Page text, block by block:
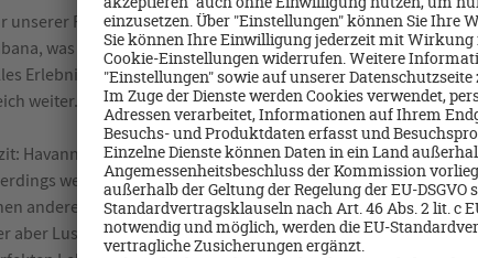
unserer Freude geht es heute zu unserem Mainevent nach
was für mich ein absolutes Highlight ist. Es liegt mitten in
Erlebnis in diesem Hotel ist der Sonnenaufgang mit dem
weiter. Eine Oldtimertour mit einem kubanischen Chauffeur
Havanna ist ein Traum, Kuba insgesamt mindestens eine
wer Top Hotels und Spitzenservice gewohnt ist und im
anderen Standard einstellen. Es könnte sonst sein, dass
aber Lust hat ein Land zu erkunden, das so ganz anders ist